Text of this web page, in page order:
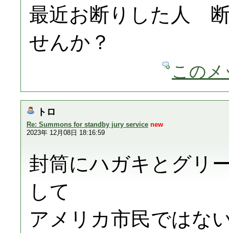
最近お断りした人
せんか？
この
トロ
Re: Summons for standby jury service new
2023年 12月08日 18:16:59
封筒にハガキとグリ
して
アメリカ市民ではな